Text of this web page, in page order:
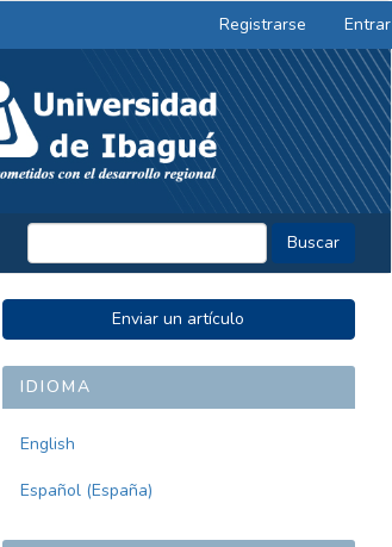
Registrarse Entrar
Buscar
ENVIAR
UN
ARTÍCULO
Enviar un artículo
IDIOMA
English
Español (España)